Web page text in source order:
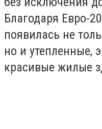
Благодаря Евро-
появилась не
но и утепленные,
красивые жилые